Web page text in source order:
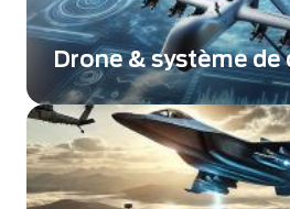
Drone & système de
Exosens provides a full
camera solutions tailored
ensuring unmatched